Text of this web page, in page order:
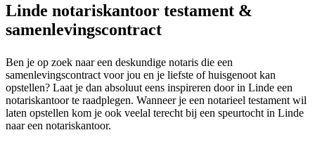
Linde notariskantoor testament &
samenlevingscontract
Ben je op zoek naar een deskundige notaris die een
samenlevingscontract voor jou en je liefste of huisgenoot kan
opstellen? Laat je dan absoluut eens inspireren door in Linde een
notariskantoor te raadplegen. Wanneer je een notarieel testament wil
laten opstellen kom je ook veelal terecht bij een speurtocht in Linde
naar een notariskantoor.